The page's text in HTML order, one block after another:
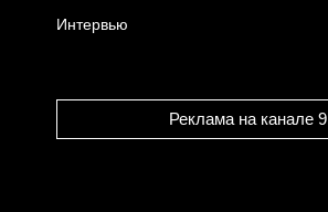
Интервью
Реклама на канале 9